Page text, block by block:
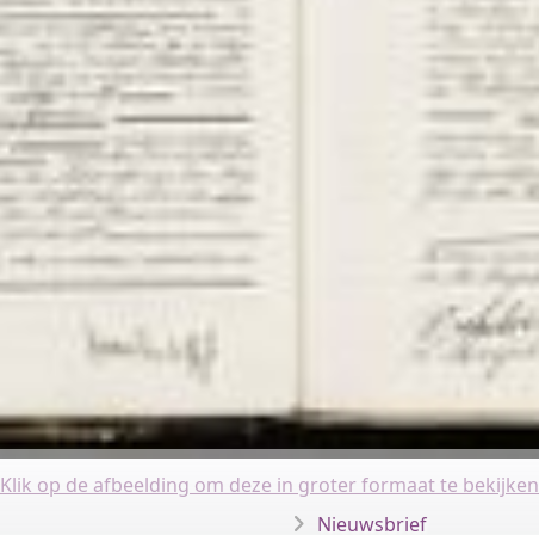
Klik op de afbeelding om deze in groter formaat te
Nieuwsbrief